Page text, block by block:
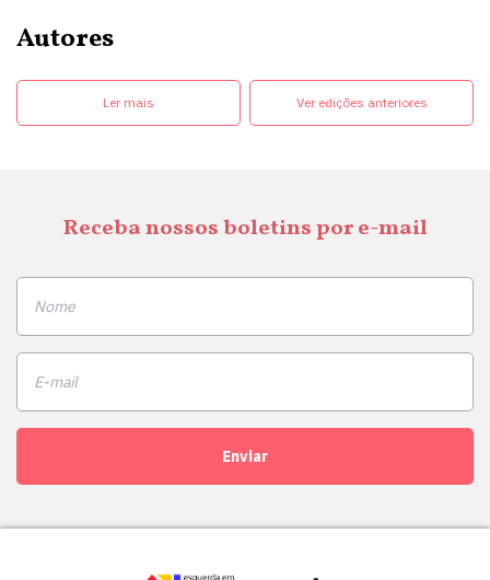
Autores
Ler mais Ver edições anteriores
Receba nossos boletins por e-mail
Enviar